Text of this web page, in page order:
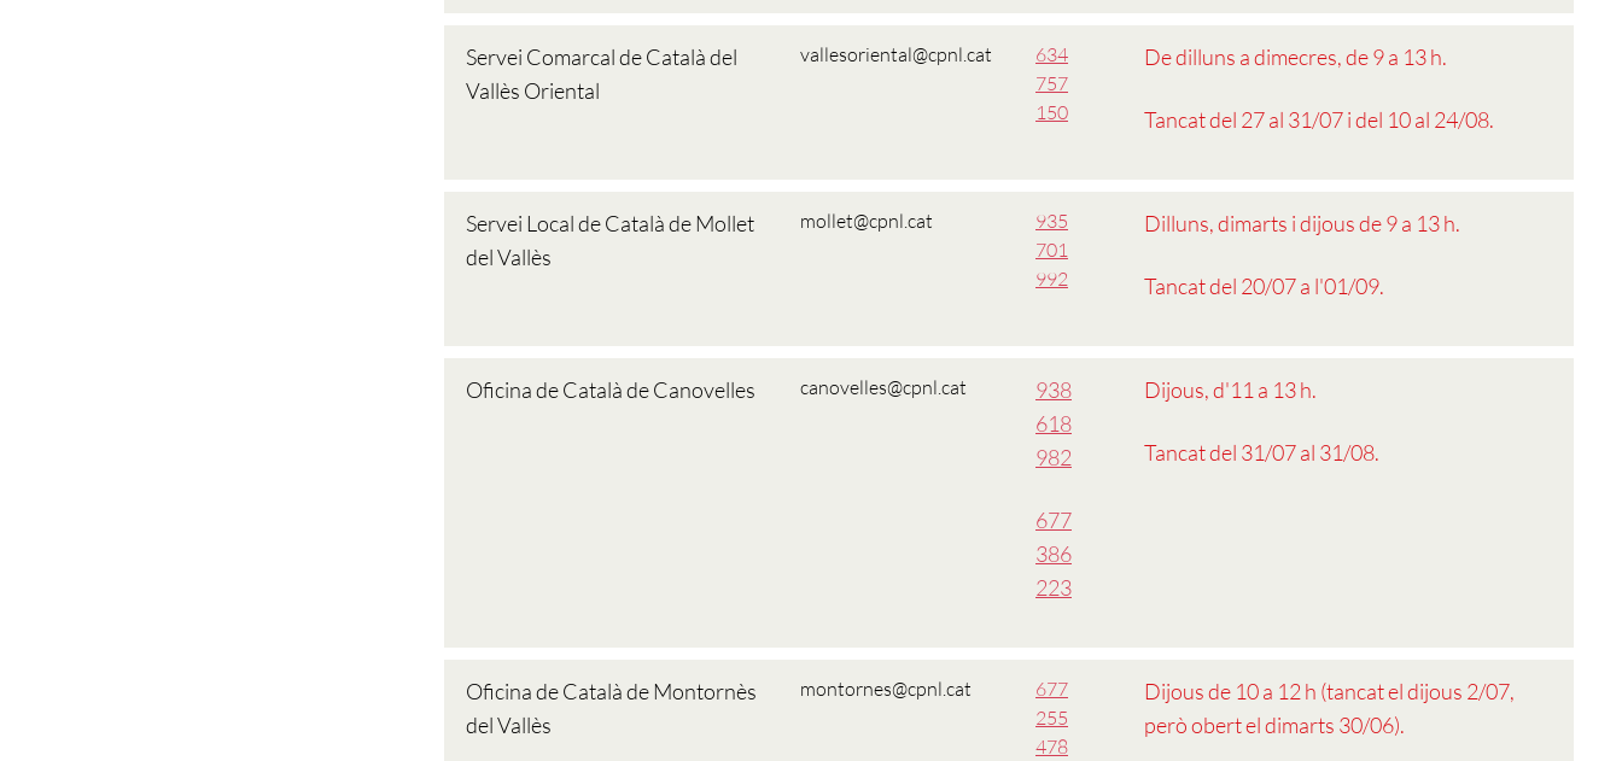
Servei Comarcal de Català del
Vallès Oriental
vallesoriental@cpnl.cat
634
757
150
De dilluns a dimecres, de 9 a 13 h.
Tancat del 27 al 31/07 i del 10 al 24/08.
Servei Local de Català de Mollet
del Vallès
mollet@cpnl.cat
935
701
992
Dilluns, dimarts i dijous de 9 a 13 h.
Tancat del 20/07 a l'01/09.
Oficina de Català de Canovelles canovelles@cpnl.cat
938
618
982
677
386
223
Dijous, d'11 a 13 h.
Tancat del 31/07 al 31/08.
Oficina de Català de Montornès
del Vallès
montornes@cpnl.cat
677
255
478
Dijous de 10 a 12 h (tancat el dijous 2/07,
però obert el dimarts 30/06).